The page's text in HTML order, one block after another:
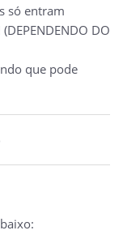
só entram
DO
que pode